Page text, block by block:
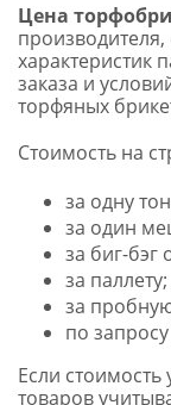
Цена
характеристик
заказа и
торфяных
Стоимость на
за одну
за один
за биг-бэг
за паллету;
за
по
Если стоимость
товаров